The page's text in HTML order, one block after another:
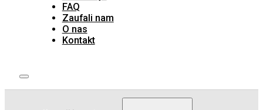
FAQ
Zaufali nam
O nas
Kontakt